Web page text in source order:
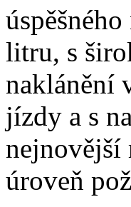
litru, s
naklánění
jízdy a s
nejnovější
úroveň